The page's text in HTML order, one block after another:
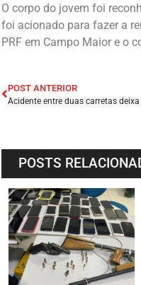
O corpo do jovem foi
foi acionado para fazer a
PRF em Campo Maior e o
POST ANTERIOR
POSTS